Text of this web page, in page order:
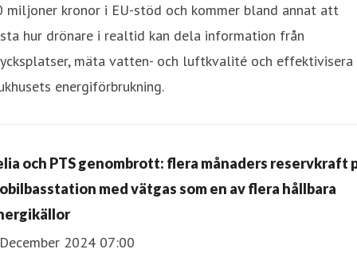
miljoner kronor i EU-stöd och kommer bland annat att
hur drönare i realtid kan dela information från
mäta vatten- och luftkvalité och effektivisera
energiförbrukning.
och PTS genombrott: flera månaders reservkraft
med vätgas som en av flera hållbara
2024 07:00